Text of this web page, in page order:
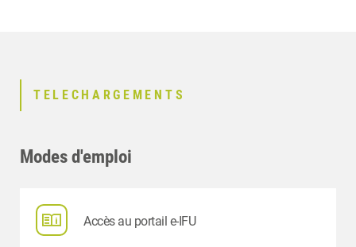
TELECHARGEMENTS
Modes d'emploi
Accès au portail e-IFU